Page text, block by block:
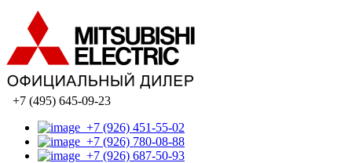
+7 (495) 645-09-23
+7 (926) 451-55-02
+7 (926) 780-08-88
+7 (926) 687-50-93